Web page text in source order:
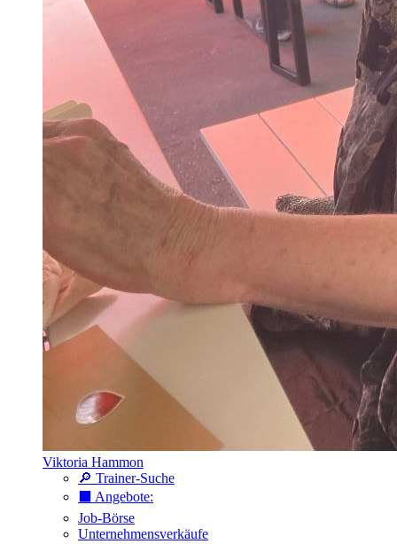
Viktoria Hammon
🔎 Trainer-Suche
⬛️ Angebote:
Job-Börse
Unternehmensverkäufe